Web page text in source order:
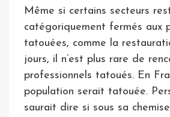
Même si certains secteurs
catégoriquement fermés aux
tatouées, comme la
jours, il n’est plus rare de
professionnels tatoués. En
population serait tatouée.
saurait dire si sous sa